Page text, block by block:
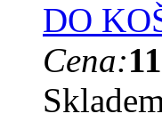
DO
Cena: